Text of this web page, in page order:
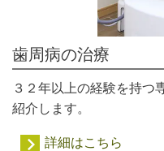
歯周病の治療
３２年以上の経験を持つ
紹介します。
詳細はこちら